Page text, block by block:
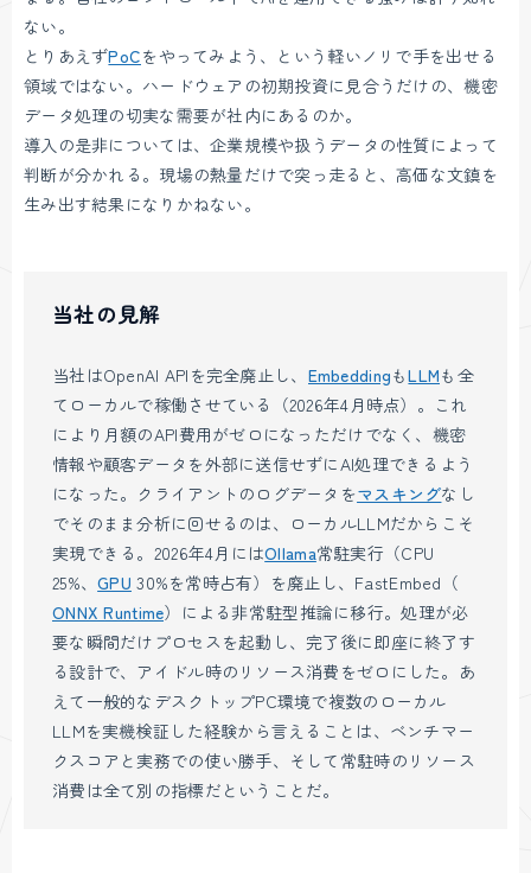
ない。
とりあえずPoCをやってみよう、という軽いノリで手を出せる
領域ではない。ハードウェアの初期投資に見合うだけの、機密
データ処理の切実な需要が社内にあるのか。
導入の是非については、企業規模や扱うデータの性質によって
判断が分かれる。現場の熱量だけで突っ走ると、高価な文鎮を
生み出す結果になりかねない。
当社の見解
当社はOpenAI APIを完全廃止し、 EmbeddingもLLMも全
てローカルで稼働させている（2026年4月時点）。これ
により月額のAPI費用がゼロになっただけでなく、機密
情報や顧客データを外部に送信せずにAI処理できるよう
になった。クライアントのログデータをマスキングなし
でそのまま分析に回せるのは、ローカルLLMだからこそ
実現できる。2026年4月にはOllama常駐実行（CPU
25%、GPU 30%を常時占有）を廃止し、FastEmbed（
ONNX Runtime）による非常駐型推論に移行。処理が必
要な瞬間だけプロセスを起動し、完了後に即座に終了す
る設計で、アイドル時のリソース消費をゼロにした。あ
えて一般的なデスクトップPC環境で複数のローカル
LLMを実機検証した経験から言えることは、ベンチマー
クスコアと実務での使い勝手、そして常駐時のリソース
消費は全て別の指標だということだ。